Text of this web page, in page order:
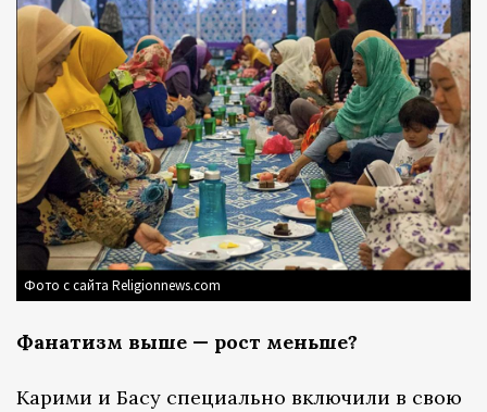
Фото с сайта Religionnews.com
Фанатизм выше — рост меньше?
Карими и Басу специально включили в свою